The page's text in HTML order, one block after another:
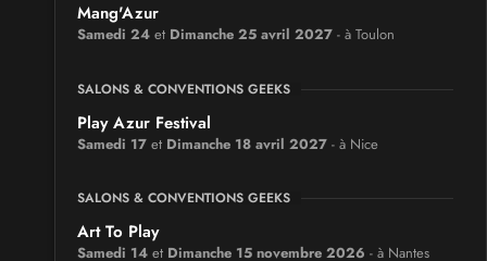
Mang'Azur
Samedi 24 et Dimanche 25 avril 2027 - à Toulon
SALONS & CONVENTIONS GEEKS
Play Azur Festival
Samedi 17 et Dimanche 18 avril 2027 - à Nice
SALONS & CONVENTIONS GEEKS
Art To Play
Samedi 14 et Dimanche 15 novembre 2026 - à Nantes